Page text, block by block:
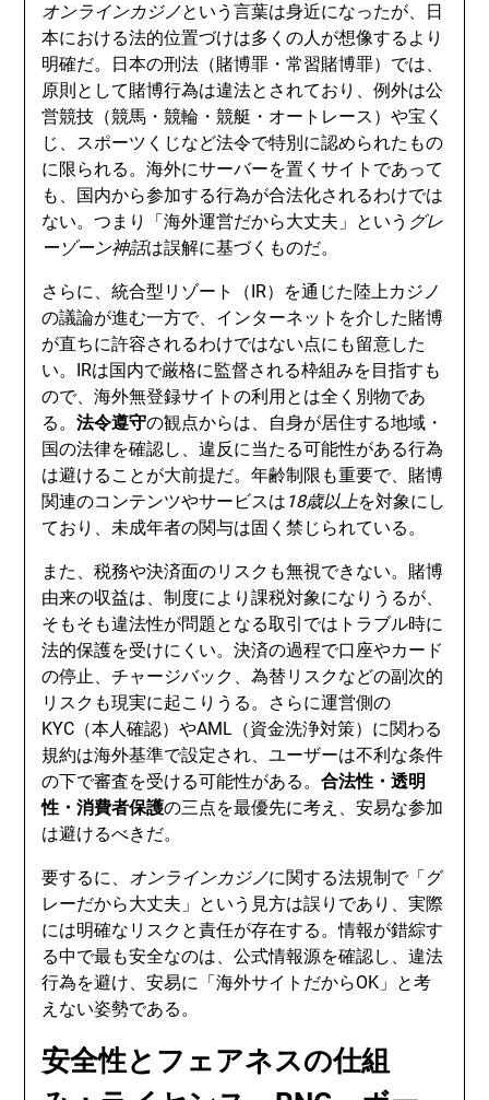
オンラインカジノという言葉は身近になったが、日
本における法的位置づけは多くの人が想像するより
明確だ。日本の刑法（賭博罪・常習賭博罪）では、
原則として賭博行為は違法とされており、例外は公
営競技（競馬・競輪・競艇・オートレース）や宝く
じ、スポーツくじなど法令で特別に認められたもの
に限られる。海外にサーバーを置くサイトであって
も、国内から参加する行為が合法化されるわけでは
ない。つまり「海外運営だから大丈夫」という グレ
ーゾーン神話は誤解に基づくものだ。
さらに、統合型リゾート（IR）を通じた陸上カジノ
の議論が進む一方で、インターネットを介した賭博
が直ちに許容されるわけではない点にも留意した
い。IRは国内で厳格に監督される枠組みを目指すも
ので、海外無登録サイトの利用とは全く別物であ
る。法令遵守の観点からは、自身が居住する地域・
国の法律を確認し、違反に当たる可能性がある行為
は避けることが大前提だ。年齢制限も重要で、賭博
関連のコンテンツやサービスは 18歳以上を対象にし
ており、未成年者の関与は固く禁じられている。
また、税務や決済面のリスクも無視できない。賭博
由来の収益は、制度により課税対象になりうるが、
そもそも違法性が問題となる取引ではトラブル時に
法的保護を受けにくい。決済の過程で口座やカード
の停止、チャージバック、為替リスクなどの副次的
リスクも現実に起こりうる。さらに運営側の
KYC（本人確認）やAML（資金洗浄対策）に関わる
規約は海外基準で設定され、ユーザーは不利な条件
の下で審査を受ける可能性がある。合法性・透明
性・消費者保護の三点を最優先に考え、安易な参加
は避けるべきだ。
要するに、 オンラインカジノに関する法規制で「グ
レーだから大丈夫」という見方は誤りであり、実際
には明確なリスクと責任が存在する。情報が錯綜す
る中で最も安全なのは、公式情報源を確認し、違法
行為を避け、安易に「海外サイトだからOK」と考
えない姿勢である。
安全性とフェアネスの仕組